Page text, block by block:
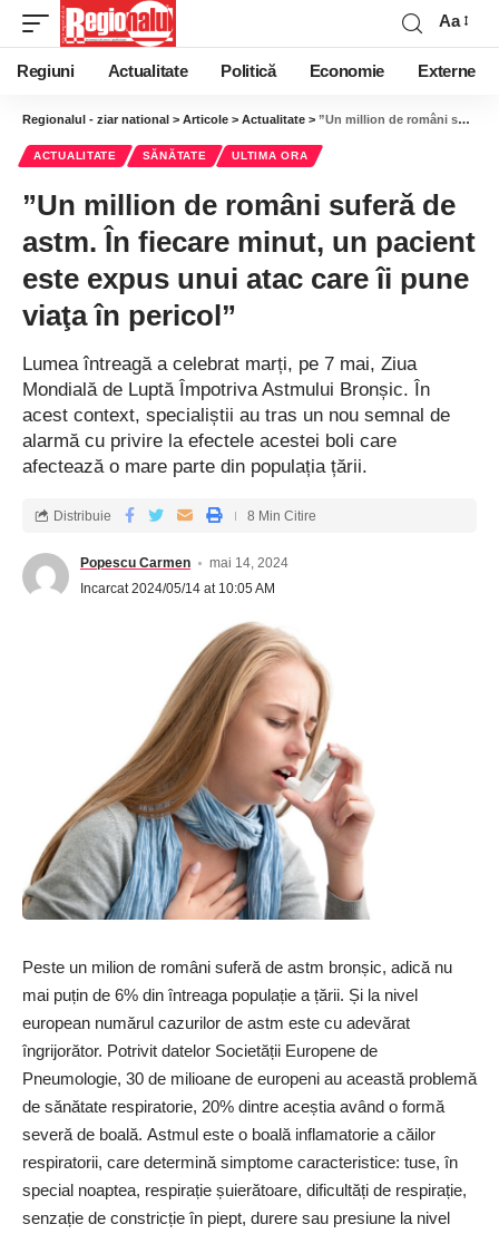
Aa
Regiuni Actualitate Politică Economie Externe
Regionalul - ziar national > Articole > Actualitate > ”Un million de români suferă de astm. În fiecare minut, un pacient este expus unui atac care îi pune viaţa în pericol”
ACTUALITATE SĂNĂTATE ULTIMA ORA
”Un million de români suferă de
astm. În fiecare minut, un pacient
este expus unui atac care îi pune
viaţa în pericol”
Lumea întreagă a celebrat marți, pe 7 mai, Ziua
Mondială de Luptă Împotriva Astmului Bronșic. În
acest context, specialiștii au tras un nou semnal de
alarmă cu privire la efectele acestei boli care
afectează o mare parte din populația țării.
Popescu Carmen
mai 14, 2024
Incarcat 2024/05/14 at 10:05 AM
Distribuie 8 Min Citire
Peste un milion de români suferă de astm bronșic, adică nu
mai puțin de 6% din întreaga populație a țării. Și la nivel
european numărul cazurilor de astm este cu adevărat
îngrijorător. Potrivit datelor Societății Europene de
Pneumologie, 30 de milioane de europeni au această problemă
de sănătate respiratorie, 20% dintre aceștia având o formă
severă de boală. Astmul este o boală inflamatorie a căilor
respiratorii, care determină simptome caracteristice: tuse, în
special noaptea, respirație șuierătoare, dificultăți de respirație,
senzație de constricție în piept, durere sau presiune la nivel